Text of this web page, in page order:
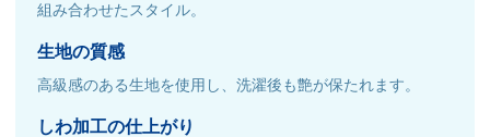
組み合わせたスタイル。
生地の質感
高級感のある生地を使用し、洗濯後も艶が保たれます。
しわ加工の仕上がり